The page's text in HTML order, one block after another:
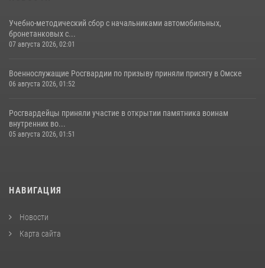
Учебно-методический сбор с начальниками автомобильных,
бронетанковых с...
07 августа 2026, 02:01
Военнослужащие Росгвардии по призыву приняли присягу в Омске
06 августа 2026, 01:52
Росгвардейцы приняли участие в открытии памятника воинам
внутренних во...
05 августа 2026, 01:51
НАВИГАЦИЯ
Новости
Карта сайта